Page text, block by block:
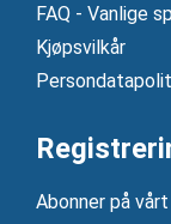
FAQ - Vanlige
Kjøpsvilkår
Abonner på